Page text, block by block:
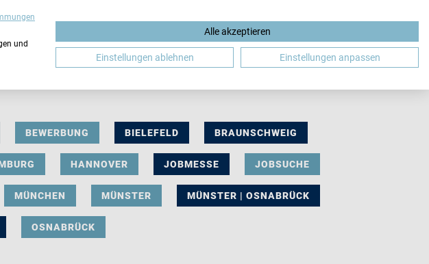
DE
BEWERBUNG BIELEFELD BRAUNSCHWEIG
HANNOVER JOBMESSE JOBSUCHE
MÜNCHEN MÜNSTER MÜNSTER | OSNABRÜCK
OSNABRÜCK
und
Alle akzeptieren
Einstellungen ablehnen Einstellungen anpassen